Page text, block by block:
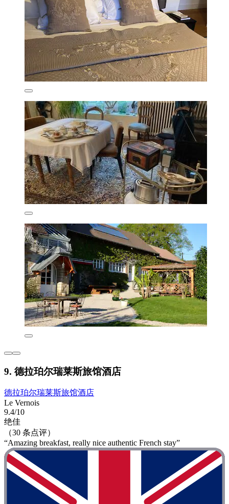
9. 德拉珀尔瑞莱斯旅馆酒店
德拉珀尔瑞莱斯旅馆酒店
Le Vernois
9.4/10
绝佳
（30 条点评）
“Amazing breakfast, really nice authentic French stay”